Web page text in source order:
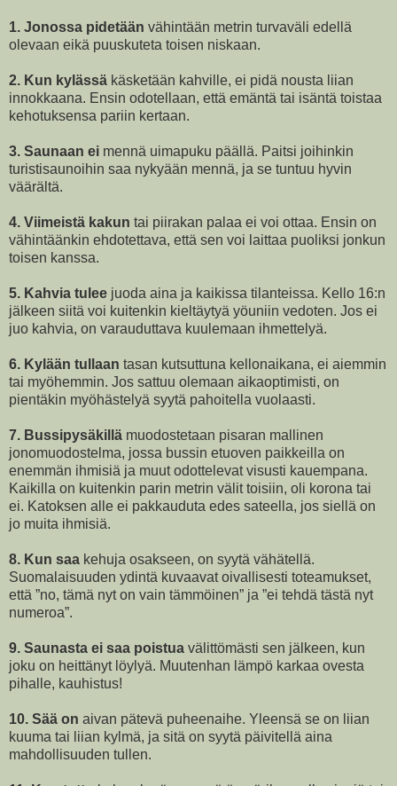
1. Jonossa pidetään vähintään metrin turvaväli edellä
olevaan eikä puuskuteta toisen niskaan.
2. Kun kylässä käsketään kahville, ei pidä nousta liian
innokkaana. Ensin odotellaan, että emäntä tai isäntä toistaa
kehotuksensa pariin kertaan.
3. Saunaan ei mennä uimapuku päällä. Paitsi joihinkin
turistisaunoihin saa nykyään mennä, ja se tuntuu hyvin
väärältä.
4. Viimeistä kakun tai piirakan palaa ei voi ottaa. Ensin on
vähintäänkin ehdotettava, että sen voi laittaa puoliksi jonkun
toisen kanssa.
5. Kahvia tulee juoda aina ja kaikissa tilanteissa. Kello 16:n
jälkeen siitä voi kuitenkin kieltäytyä yöuniin vedoten. Jos ei
juo kahvia, on varauduttava kuulemaan ihmettelyä.
6. Kylään tullaan tasan kutsuttuna kellonaikana, ei aiemmin
tai myöhemmin. Jos sattuu olemaan aikaoptimisti, on
pientäkin myöhästelyä syytä pahoitella vuolaasti.
7. Bussipysäkillä muodostetaan pisaran mallinen
jonomuodostelma, jossa bussin etuoven paikkeilla on
enemmän ihmisiä ja muut odottelevat visusti kauempana.
Kaikilla on kuitenkin parin metrin välit toisiin, oli korona tai
ei. Katoksen alle ei pakkauduta edes sateella, jos siellä on
jo muita ihmisiä.
8. Kun saa kehuja osakseen, on syytä vähätellä.
Suomalaisuuden ydintä kuvaavat oivallisesti toteamukset,
että ”no, tämä nyt on vain tämmöinen” ja ”ei tehdä tästä nyt
numeroa”.
9. Saunasta ei saa poistua välittömästi sen jälkeen, kun
joku on heittänyt löylyä. Muutenhan lämpö karkaa ovesta
pihalle, kauhistus!
10. Sää on aivan pätevä puheenaihe. Yleensä se on liian
kuuma tai liian kylmä, ja sitä on syytä päivitellä aina
mahdollisuuden tullen.